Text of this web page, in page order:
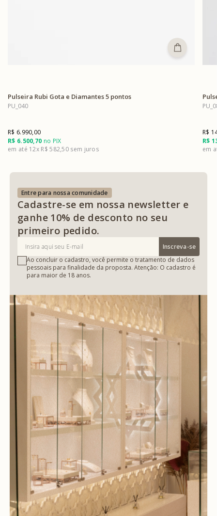
Pulseira Rubi Gota e Diamantes 5 pontos
PU_040
R$ 6.500,70 no PIX
R$ 6.990,00
12x R$ 582,50
R$
R$
Entre para nossa comunidade
Cadastre-se em nossa newsletter e
ganhe 10% de desconto no seu
primeiro pedido.
Inscreva-se
Ao concluir o cadastro, você permite o tratamento de dados
pessoais para finalidade da proposta. Atenção: O cadastro é
para maior de 18 anos.